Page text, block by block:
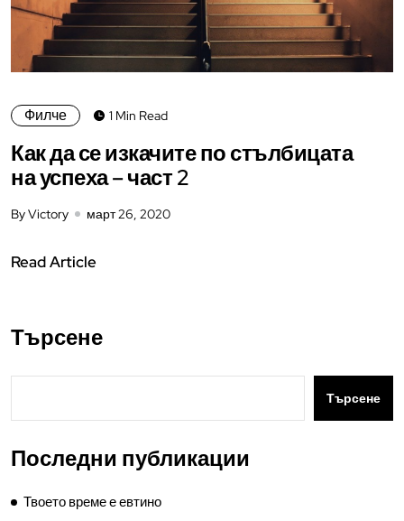
Филче 1 Min Read
Как да се изкачите по стълбицата
на успеха – част 2
By Victory март 26, 2020
Read Article
Търсене
Търсене
Последни публикации
Твоето време е евтино